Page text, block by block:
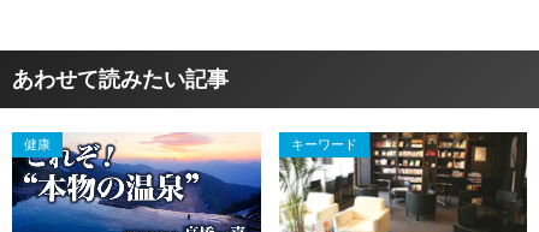
あわせて読みたい記事
健康 キーワード